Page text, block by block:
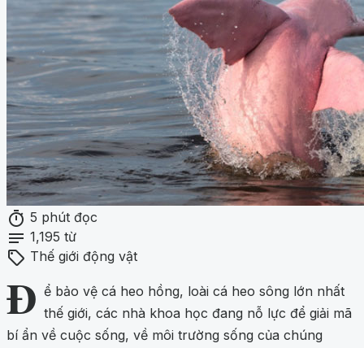
timer 5 phút đọc
notes 1,195 từ
sell Thế giới động vật
Đ ể bảo vệ cá heo hồng, loài cá heo sông lớn nhất
thế giới, các nhà khoa học đang nỗ lực để giải mã
bí ẩn về cuộc sống, về môi trường sống của chúng